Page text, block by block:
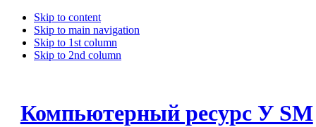
Skip to content
Skip to main navigation
Skip to 1st column
Skip to 2nd column
Компьютерный ресурс У SM